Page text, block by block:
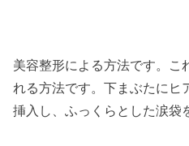
美容整形による方法です。こ
れる方法です。下まぶたにヒ
挿入し、ふっくらとした涙袋